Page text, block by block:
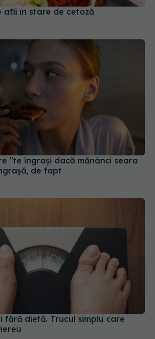
"te îngrași dacă mănânci seara
de fapt
fără dietă. Trucul simplu care